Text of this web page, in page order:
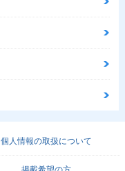
個人情報の取扱について